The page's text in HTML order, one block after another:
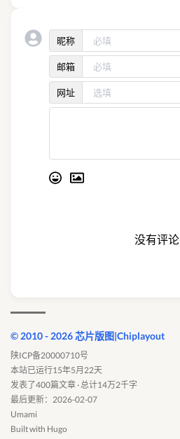
昵称
邮箱
网址
没有评论
© 2010 - 2026 芯片版图|Chiplayout
陕ICP备20000710号
本站已运行15年5月22天
发表了400篇文章 · 总计14万2千字
最后更新：2026-02-07
Umami
Built with Hugo